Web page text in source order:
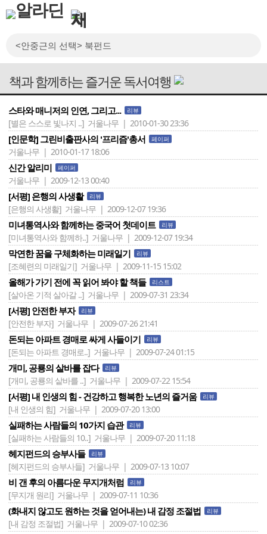
책과 함께하는 즐거운 독서여행
스타와 매니저의 인연, 그리고... 리뷰
[별은 스스로 빛나지 ..] 거울나무 | 2010-01-30 23:36
[인문학] 그린비출판사의 '프리즘'총서 페이퍼
거울나무 | 2010-01-17 18:06
신간 알리미 페이퍼
거울나무 | 2009-12-13 00:40
[서평] 은행의 사생활 리뷰
[은행의 사생활] 거울나무 | 2009-12-07 19:36
미녀통역사와 함께하는 중국어 첫데이트 리뷰
[미녀통역사와 함께하..] 거울나무 | 2009-12-07 19:34
막연한 꿈을 구체화하는 미래일기 리뷰
[조혜련의 미래일기] 거울나무 | 2009-11-15 15:02
올해가 가기 전에 꼭 읽어 봐야 할 책들 리스트
[살아온 기적 살아갈 ..] 거울나무 | 2009-07-31 23:34
[서평] 안전한 부자 리뷰
[안전한 부자] 거울나무 | 2009-07-26 21:41
돈되는 아파트 경매로 싸게 사들이기 리뷰
[돈되는 아파트 경매로..] 거울나무 | 2009-07-24 01:15
개미, 공룡의 샅바를 잡다 리뷰
[개미, 공룡의 샅바를 ..] 거울나무 | 2009-07-22 15:54
[서평] 내 인생의 힘 - 건강하고 행복한 노년의 즐거움 리뷰
[내 인생의 힘] 거울나무 | 2009-07-20 13:00
실패하는 사람들의 10가지 습관 리뷰
[실패하는 사람들의 10..] 거울나무 | 2009-07-20 11:18
헤지펀드의 승부사들 리뷰
[헤지펀드의 승부사들] 거울나무 | 2009-07-13 10:07
비 갠 후의 아름다운 무지개처럼 리뷰
[무지개 원리] 거울나무 | 2009-07-11 10:36
(화내지 않고도 원하는 것을 얻어내는) 내 감정 조절법 리뷰
[내 감정 조절법] 거울나무 | 2009-07-10 02:36